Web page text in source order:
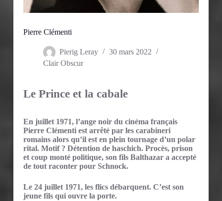
Pierre Clémenti
Pierig Leray
30 mars 2022
Clair Obscur
Le Prince et la cabale
En juillet 1971, l’ange noir du cinéma français
Pierre Clémenti est arrêté par les carabineri
romains alors qu’il est en plein tournage d’un polar
rital. Motif ? Détention de haschich. Procès, prison
et coup monté politique, son fils Balthazar a accepté
de tout raconter pour Schnock.
Le 24 juillet 1971, les flics débarquent. C’est son
jeune fils qui ouvre la porte.